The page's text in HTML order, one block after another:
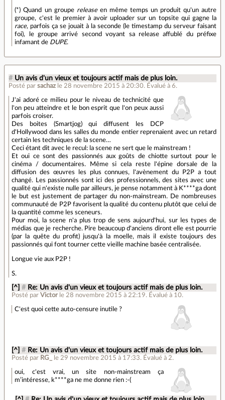
(*) Quand un groupe releaseen même temps un produit qu'un autre
groupe, c'est le premier à avoir uploader sur un topsite qui gagne la
race, parfois ça se jouait à la seconde (le timestamp du serveur faisant
foi), le groupe arrivé second voyant sa release affublé du préfixe
infamant de DUPE.
# Un avis d'un vieux et toujours actif mais de plus loin.
Posté par sachaz le 28 novembre 2015 à 20:30. Évalué à 6.
J'ai adoré ce milieu pour le niveau de technicité que
l'on peu atteindre et le bon esprit que l'on peux aussi
parfois croiser.
Des boites (Smartjog) qui diffusent les DCP
d'Hollywood dans les salles du monde entier reprenaient avec un retard
certain les techniques de la scene…
Ceci étant dit avec le recul: la scene ne sert que le mainstream !
Et oui ce sont des passionnés aux goûts de chiotte surtout pour le
cinéma / documentaires. Même si cela reste l'épine dorsale de la
diffusion des œuvres les plus connues, l'avènement du P2P a tout
changé. Les passionnés sont ici des professionnels, des sites avec une
qualité qui n'existe nulle par ailleurs, je pense notamment à K****ga dont
le but est justement de partager du non-mainstream. De nombreuses
communauté de P2P favorisent la qualité du contenu plutôt que celui de
la quantité comme les sceneurs.
Pour moi, la scene n'a plus trop de sens aujourd'hui, sur les types de
médias que je recherche. Pire beaucoup d'anciens diront elle est pourrie
(par la quête du profit) jusqu'à la moelle, mais il existe toujours des
passionnés qui font tourner cette vieille machine basée centralisée.
Longue vie aux P2P !
S.
[^] # Re: Un avis d'un vieux et toujours actif mais de plus loin.
Posté par Victor le 28 novembre 2015 à 22:19. Évalué à 10.
C'est quoi cette auto-censure inutile ?
[^] # Re: Un avis d'un vieux et toujours actif mais de plus loin.
Posté par RG_ le 29 novembre 2015 à 17:33. Évalué à2.
oui, c'est vrai, un site non-mainstream ça
m’intéresse, k****ga ne me donne rien :-(